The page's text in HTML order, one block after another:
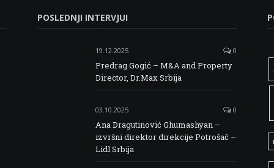
POSLEDNJI INTERVJUI
19.12.2025 0
Predrag Gogić – M&A and Property
Director, Dr.Max Srbija
03.10.2025 0
Ana Dragutinović Ghumashyan –
izvršni direktor direkcije Potrošač –
Lidl Srbija